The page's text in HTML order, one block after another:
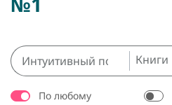
Книги
По любому